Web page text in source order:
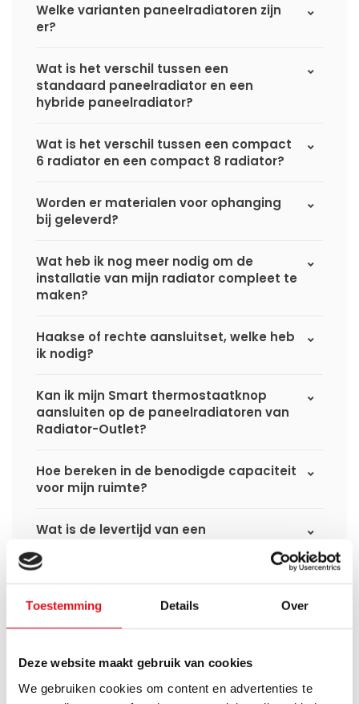
Toestemming Details Over
Deze website maakt gebruik van cookies
We gebruiken cookies om content en advertenties te
Welke varianten paneelradiatoren zijn
er?
Wat is het verschil tussen een
standaard paneelradiator en een
hybride paneelradiator?
Wat is het verschil tussen een compact
6 radiator en een compact 8 radiator?
Worden er materialen voor ophanging
bij geleverd?
Wat heb ik nog meer nodig om de
installatie van mijn radiator compleet te
maken?
Haakse of rechte aansluitset, welke heb
ik nodig?
Kan ik mijn Smart thermostaatknop
aansluiten op de paneelradiatoren van
Radiator-Outlet?
Hoe bereken in de benodigde capaciteit
voor mijn ruimte?
Wat is de levertijd van een
deze als ik een bestelling plaats?
Ik heb een (hybride) warmtepomp
Kan ik alle radiatoren op de website
toepassen in combinatie met